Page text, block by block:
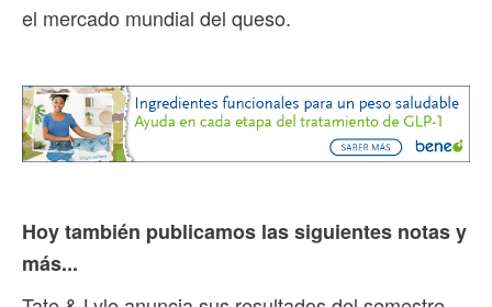
el mercado mundial del queso.
Hoy también publicamos las siguientes notas y
más...